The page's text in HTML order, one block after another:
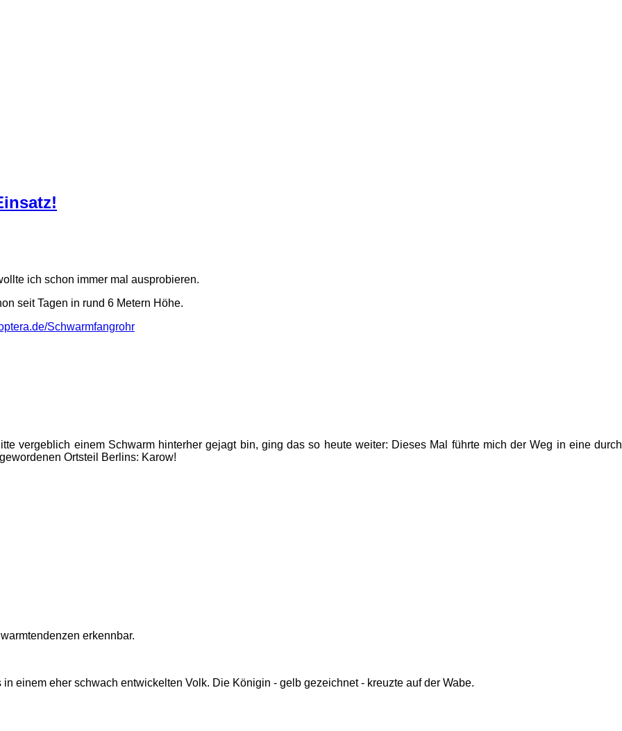
ich schon immer mal ausprobieren.
seit Tagen in rund 6 Metern Höhe.
Schwarmfangrohr
vergeblich einem Schwarm hinterher gejagt bin, ging das so heute weiter: Dieses Mal führte mich der Weg in eine durch
Ortsteil Berlins: Karow!
erkennbar.
einem eher schwach entwickelten Volk. Die Königin - gelb gezeichnet - kreuzte auf der Wabe.